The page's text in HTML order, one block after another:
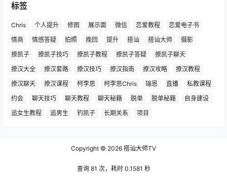
标签
Chris 个人提升 修图 展示面 微信 恋爱教程
恋爱电子书
情商
情感答疑 拍照 挽回 提升 搭讪 搭讪大师
摄影
撩凯子
撩凯子技巧 撩凯子教程 撩凯子答疑
撩凯子聊天
撩汉大全
撩汉套路 撩汉技巧 撩汉指南 撩汉攻略
撩汉教程
撩汉聊天
撩汉课程 柯李思 柯李思Chris 瑞恩 直播
私教课程
约会
聊天技巧 聊天教程 聊天秘籍 脱单 脱单秘籍
自身建设
追女生教程
追男生 钓凯子 长期关系 项目
Copyright © 2026 搭讪大师TV
查询 81 次，耗时 0.1581 秒